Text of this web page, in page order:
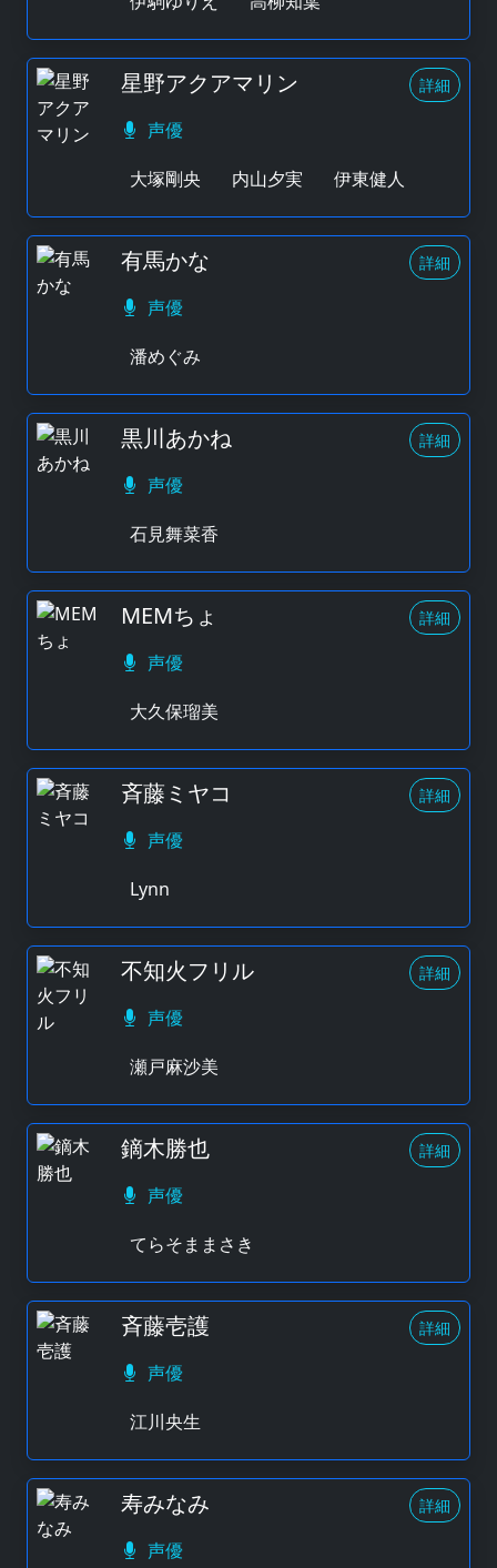
星野アクアマリン 詳細
声優
大塚剛央
内山夕実 伊東健人
有馬かな 詳細
声優
潘めぐみ
黒川あかね 詳細
声優
石見舞菜香
MEMちょ 詳細
声優
大久保瑠美
斉藤ミヤコ 詳細
声優
Lynn
不知火フリル 詳細
声優
瀬戸麻沙美
鏑木勝也 詳細
声優
てらそままさき
斉藤壱護 詳細
声優
江川央生
寿みなみ 詳細
声優